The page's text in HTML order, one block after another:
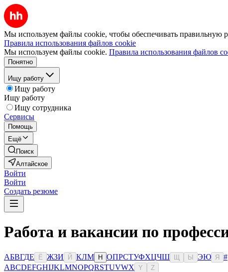
Мы используем файлы cookie, чтобы обеспечивать правильную
Правила использования файлов cookie
Мы используем файлы cookie. Правила использования файлов
Понятно
Ищу работу
Ищу работу
Ищу работу
Ищу сотрудника
Сервисы
Помощь
Ещё
Поиск
Алтайское
Войти
Войти
Создать резюме
Работа и вакансии по
АБВГДЕ Ё ЖЗИ Й КЛМ Н ОПРСТУФХЦЧШ Ы ЭЮ Я
#
ABCDEFGHIJKLMNOPQRSTUVWX Y Z